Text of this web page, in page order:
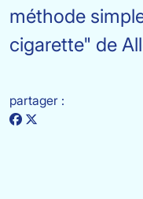
méthode
cigarette" de
partager :